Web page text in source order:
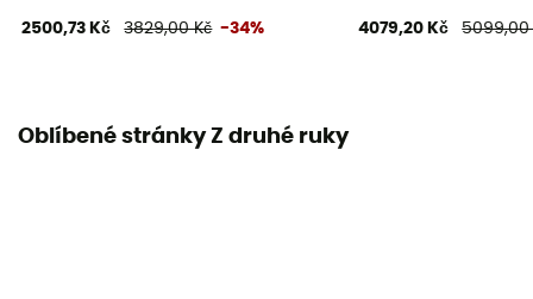
2500,73 Kč 3829,00 Kč -34% 4079,20 Kč 5099,00
Oblíbené stránky Z druhé ruky